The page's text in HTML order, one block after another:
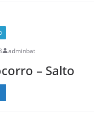
adminbat
– Salto